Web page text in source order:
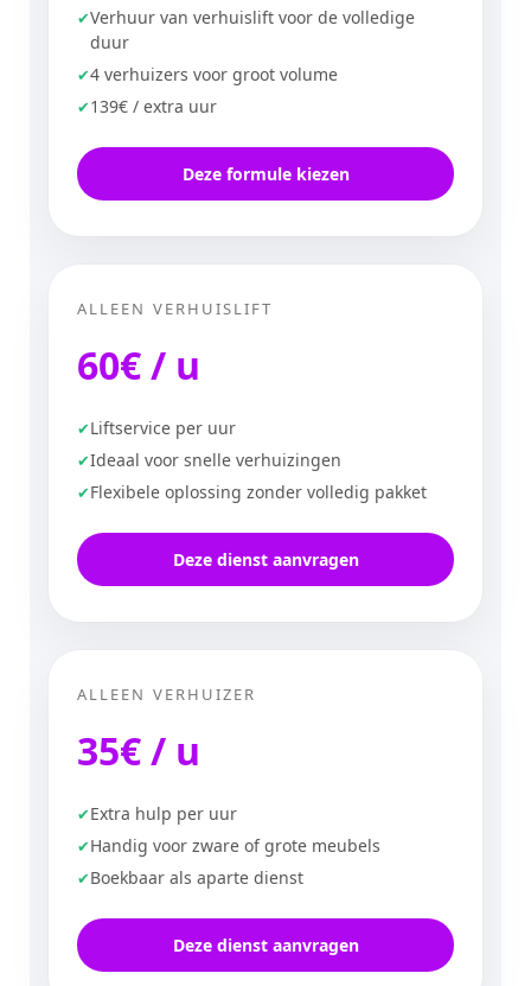
Verhuur van verhuislift voor de volledige
duur
4 verhuizers voor groot volume
139€ / extra uur
Deze formule kiezen
ALLEEN VERHUISLIFT
60€ / u
Liftservice per uur
Ideaal voor snelle verhuizingen
Flexibele oplossing zonder volledig pakket
Deze dienst aanvragen
ALLEEN VERHUIZER
35€ / u
Extra hulp per uur
Handig voor zware of grote meubels
Boekbaar als aparte dienst
Deze dienst aanvragen